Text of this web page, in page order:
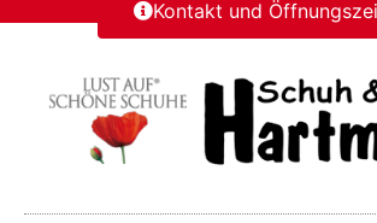
Kontakt und